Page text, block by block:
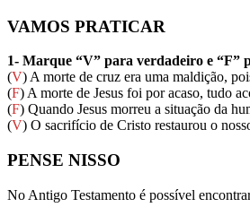
VAMOS PRATICAR
1- Marque “V” para verdadeiro e “F”
(V) A morte de cruz era uma maldição,
(F) A morte de Jesus foi por acaso, tudo
(F) Quando Jesus morreu a situação da
(V) O sacrifício de Cristo restaurou o
PENSE NISSO
No Antigo Testamento é possível